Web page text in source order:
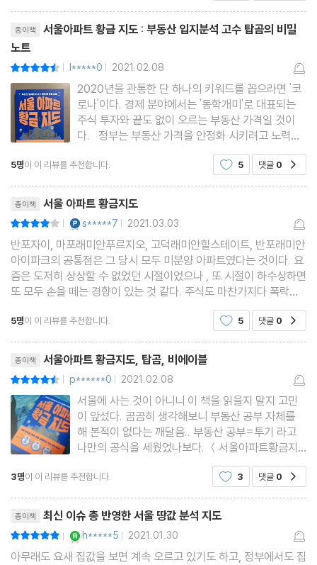
황금 입지 1. 가성비 주거단지의 환골탈태
[관악구] 들어서는 경전철만 3개, 호재의 연속
[은평구] 광화문·강남 직장인의 가성비 최강 주거환경
[구로구] 서울의 사통팔달, 천지개벽의 주인공
[금천구] 경기도보다 저렴했던 서울 집값 꼴찌의 반란
[서대문구] 전통의 대학가에서 상암·공덕 직주 근접 중심지로
[동대문구] 강북을 넘어 대한민국 교통의 중심지를 향해
황금 입지 3. 2030년 서울의 주요 도심으로 등극
[강동구] 350여 개 기업과 신축 대단지 2만 세대 입주
[동작구] 서부선과 뉴타운, 행정타운이 이끄는 변화
[영등포구] 서울 3대 도심으로 입지를 굳힐 신(新) 주거지역
황금 입지 4. 전통 학군지와 신흥 학원가의 만남
[광진구] 변하지 않는 한강변의 가치, 그 이상을 꿈꾸는 지역
[성동구] 뉴욕 맨해튼 부럽지 않은, 숲과 한강을 모두 가진 곳
[마포구] 이제는 학군마저 생기고 있는 강북 최고의 직주 근접지
[양천구] 굳이 대치동에 살 필요가 없는 이유, 최강의 학군
황금 입지 5. 모두가 꿈꾸는 대한민국의 최상급지
[강남구] 앞으로도 대한민국의 영원한 중심이 될 지역
[서초구] 한강변 재건축, 최고급 주거지의 재탄생
[송파구] 엘리트레파에서 헬리오시티까지, 꿈의 아파트촌
값이 안정화된
종이책
서울아파트 황금 지도 : 부동산 입지분석 고수 탑곰의 비밀
노트
| l*****0 | 2021.02.08
2020년을 관통한 단 하나의 키워드를 꼽으라면 '코
로나'이다. 경제 분야에서는 '동학개미'로 대표되는
주식 투자와 끝도 없이 오르는 부동산 가격일 것이
다. 정부는 부동산 가격을 안정화 시키려고 노력중
이고, 투기꾼들은 마지막 실주택 수요자들인 2,30대
들의 영끌까지 동원하고 있다. 지금의 부동산 가격이
다. 다만 자본주의
5명이 이 리뷰를 추천합니다. 5 댓글 0
종이책 서울 아파트 황금지도
| s*****7 | 2021.03.03
반포자이, 마포래미안푸르지오, 고덕래미안힐스테이트, 반포래미안
아이파크의 공통점은 그 당시 모두 미분양 아파트였다는 것이다. 요
즘은 도저히 상상할 수 없었던 시절이었으나 , 또 시절이 하수상하면
또 모두 손을 떼는 경향이 있는 것 같다. 주식도 마찬가지다 폭락하
5명이 이 리뷰를 추천합니다. 5 댓글 0
종이책 서울아파트 황금지도, 탑곰, 비에이블
| p******0 | 2021.02.08
서울에 사는 것이 아니니 이 책을 읽을지 말지 고민
이 앞섰다. 곰곰히 생각해보니 부동산 공부 자체를
해 본적이 없다는 깨달음.. 부동산 공부=투기 라고
나만의 공식을 세웠었나보다. ＜서울아파트황금지
도＞의 저자 탐곰님의 말처럼 p.5 공부를 하는 것은
그것이 부로 연결되지 않더라도, 인간의 삶에 있어
보장되고 심지어 가
3명이 이 리뷰를 추천합니다. 3 댓글 0
종이책 최신 이슈 총 반영한 서울 땅값 분석 지도
| h*****5 | 2021.01.30
아무래도 요새 집값을 보면 계속 오르고 있기도 하고, 정부에서도 집